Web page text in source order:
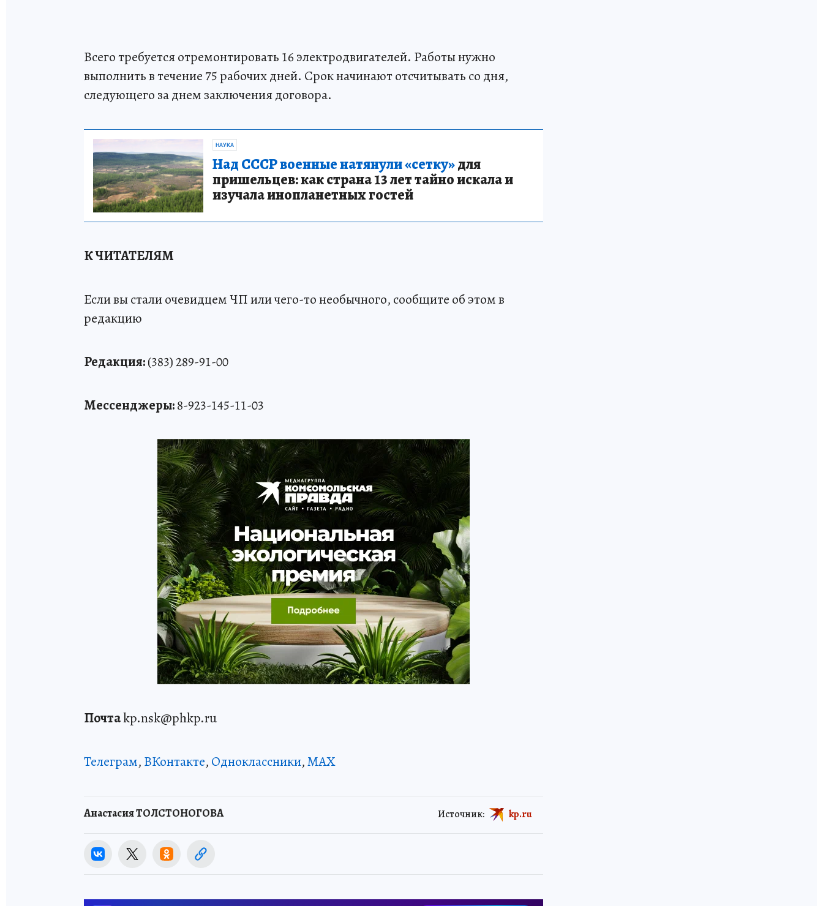
Всего требуется отремонтировать 16 электродвигателей. Работы нужно
выполнить в течение 75 рабочих дней. Срок начинают отсчитывать со дня,
следующего за днем заключения договора.
НАУКА
Над СССР военные натянули «сетку»для
пришельцев: как страна 13 лет тайно искала и
изучала инопланетных гостей
К ЧИТАТЕЛЯМ
Если вы стали очевидцем ЧП или чего-то необычного, сообщите об этом в
редакцию
Редакция:(383) 289-91-00
Мессенджеры:8-923-145-11-03
Почтаkp.nsk@phkp.ru
Телеграм, ВКонтакте, Одноклассники,MAX
Анастасия ТОЛСТОНОГОВА Источник: kp.ru